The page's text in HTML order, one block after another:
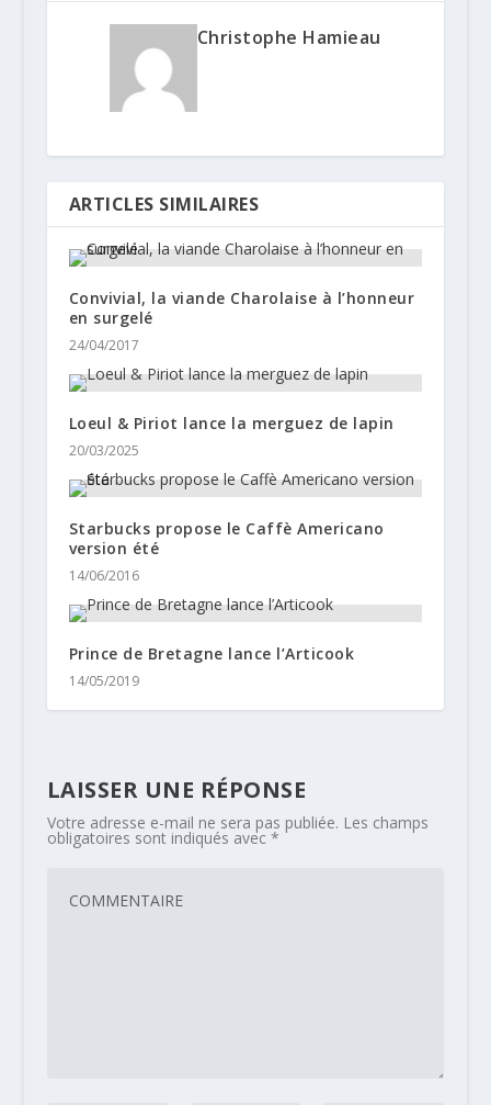
Christophe Hamieau
ARTICLES SIMILAIRES
Convivial, la viande Charolaise à l’honneur
en surgelé
24/04/2017
Loeul & Piriot lance la merguez de lapin
20/03/2025
Starbucks propose le Caffè Americano
version été
14/06/2016
Prince de Bretagne lance l’Articook
14/05/2019
LAISSER UNE RÉPONSE
Votre adresse e-mail ne sera pas publiée. Les champs
obligatoires sont indiqués avec *